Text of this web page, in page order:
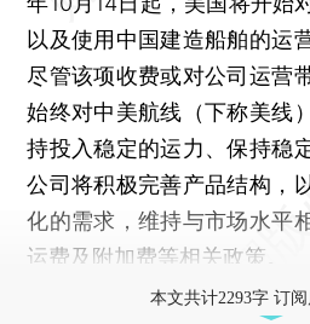
以及使用中国建造船舶的运
尽管该项收费或对公司运营
始终对中美航线（下称美线
持投入稳定的运力、保持稳
公司将积极完善产品结构，
化的需求，维持与市场水平
运费及附加费等相关政策。
本文共计2293字 订